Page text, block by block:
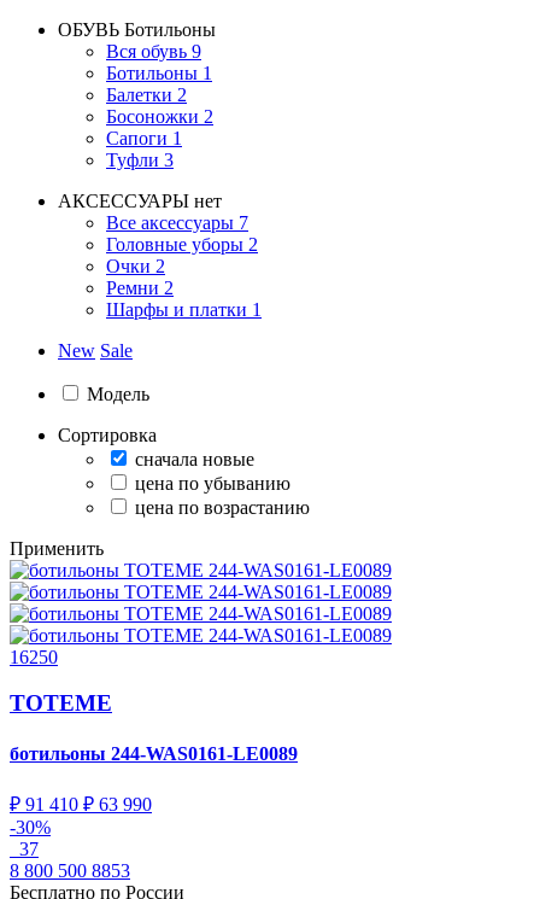
ОБУВЬ Ботильоны
Вся обувь 9
Ботильоны 1
Балетки 2
Босоножки 2
Сапоги 1
Туфли 3
АКСЕССУАРЫ нет
Все аксессуары 7
Головные уборы 2
Очки 2
Ремни 2
Шарфы и платки 1
New Sale
Модель
Сортировка
сначала новые
цена по убыванию
цена по возрастанию
Применить
16250
TOTEME
ботильоны 244-WAS0161-LE0089
₽ 91 410 ₽ 63 990
-30%
37
8 800 500 8853
Бесплатно по России